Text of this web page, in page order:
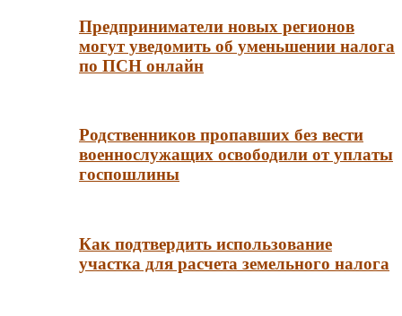
Предприниматели новых регионов
могут уведомить об уменьшении налога
по ПСН онлайн
Родственников пропавших без вести
военнослужащих освободили от уплаты
госпошлины
Как подтвердить использование
участка для расчета земельного налога